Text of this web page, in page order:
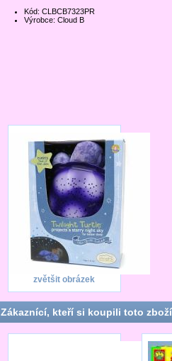
Kód: CLBCB7323PR
Výrobce: Cloud B
zvětšit obrázek
Zákaznící, kteří si koupili toto